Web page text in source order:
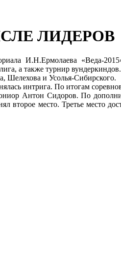
ЛИДЕРОВ
И.Н.Ермолаева «Веда-
а также турнир
Шелехова и Усолья-Сибирского.
интрига. По итогам
Антон Сидоров. По
второе место. Третье место